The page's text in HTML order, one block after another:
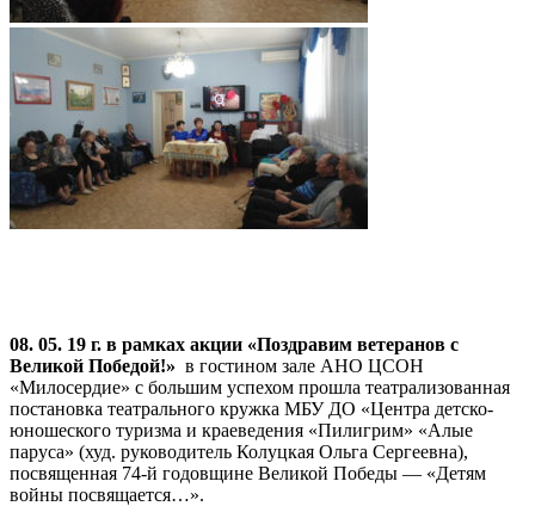
08. 05. 19 г. в рамках акции «Поздравим ветеранов с
Великой Победой!» в гостином зале АНО ЦСОН
«Милосердие» с большим успехом прошла театрализованная
постановка театрального кружка МБУ ДО «Центра детско-
юношеского туризма и краеведения «Пилигрим» «Алые
паруса» (худ. руководитель Колуцкая Ольга Сергеевна),
посвященная 74-й годовщине Великой Победы — «Детям
войны посвящается…».